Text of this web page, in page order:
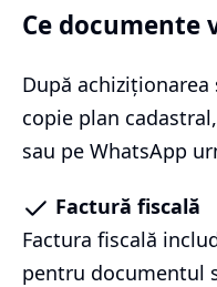
Ce documente
După achiziționarea
copie plan cadastral
sau pe WhatsApp
Factură fiscală
Factura fiscală
pentru documentul